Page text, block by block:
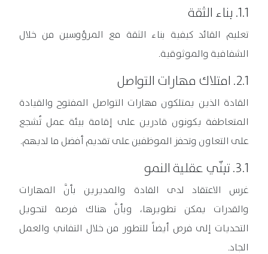
1.1. بناء الثقة
تعليم القائد كيفية بناء الثقة مع المرؤوسين من خلال
الشفافية والموثوقية.
2.1. امتلاك مهارات التواصل
القادة الذين يمتلكون مهارات التواصل المفتوح والقيادة
المتعاطفة يكونون قادرين على إقامة بيئة عمل تُشجع
على التعاون وتحفز الموظفين على تقديم أفضل ما لديهم.
3.1. تبنّي عقلية النمو
غرس الاعتقاد لدى القادة والمديرين بأنَّ المهارات
والقدرات يمكن تطويرها، وبأنَّ هناك فرصة لتحويل
التحديات إلى فرص أيضاً للتطور من خلال التفاني والعمل
الجاد.